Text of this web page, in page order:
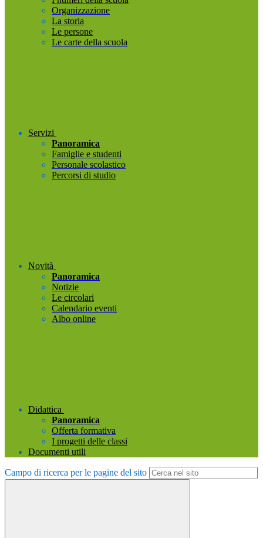
Organizzazione
La storia
Le persone
Le carte della scuola
Servizi
Panoramica
Famiglie e studenti
Personale scolastico
Percorsi di studio
Novità
Panoramica
Notizie
Le circolari
Calendario eventi
Albo online
Didattica
Panoramica
Offerta formativa
I progetti delle classi
Documenti utili
Campo di ricerca per le pagine del sito